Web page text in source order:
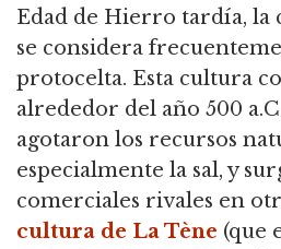
Edad de Hierro tardía, la
se considera
protocelta. Esta cultura
alrededor del año 500
agotaron los recursos
especialmente la sal, y
comerciales rivales en
cultura de La Tène (que